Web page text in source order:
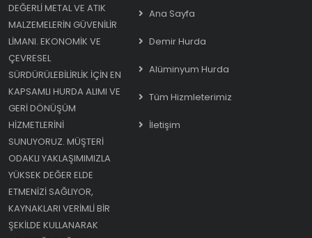
DEĞERLI METAL VE ATIK
MALZEMELERIN GÜVENILIR
LIMANI. EKONOMIK VE
ÇEVRESEL
SÜRDÜRÜLEBILIRLIK IÇIN EN
KAPSAMLI HURDA ALIMI VE
GERI DÖNÜŞÜM
HIZMETLERINI
SUNUYORUZ. MÜŞTERI
ODAKLI YAKLAŞIMIMIZLA
YÜKSEK DEĞER ELDE
ETMENIZI SAĞLIYOR,
KAYNAKLARI VERIMLI BIR
ŞEKILDE KULLANARAK
Ana Sayfa
Demir Hurda
Alüminyum Hurda
Tüm Hizmleterimiz
İletişim